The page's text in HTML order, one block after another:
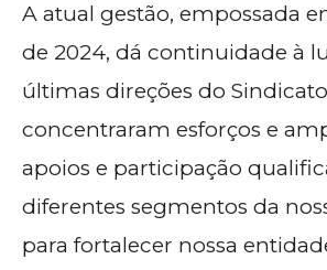
A atual gestão, empossada
de 2024, dá continuidade à
últimas direções do
concentraram esforços e
apoios e participação
diferentes segmentos da
para fortalecer nossa